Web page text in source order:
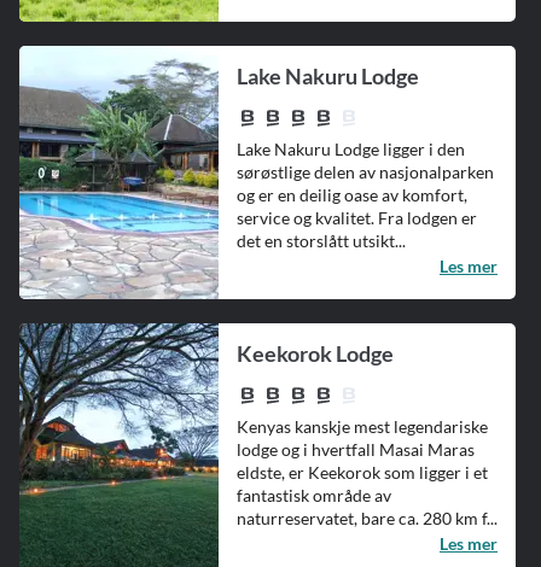
Lake Nakuru Lodge
Lake Nakuru Lodge ligger i den
sørøstlige delen av nasjonalparken
og er en deilig oase av komfort,
service og kvalitet. Fra lodgen er
det en storslått utsikt...
Les mer
Keekorok Lodge
Kenyas kanskje mest legendariske
lodge og i hvertfall Masai Maras
eldste, er Keekorok som ligger i et
fantastisk område av
naturreservatet, bare ca. 280 km f...
Les mer